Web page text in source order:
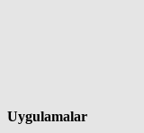
Uygulamalar